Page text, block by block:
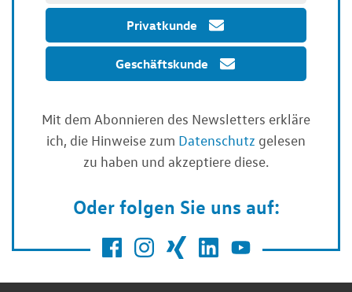
Privatkunde
Geschäftskunde
Mit dem Abonnieren des Newsletters erkläre
ich, die Hinweise zum Datenschutz gelesen
zu haben und akzeptiere diese.
Oder folgen Sie uns auf: